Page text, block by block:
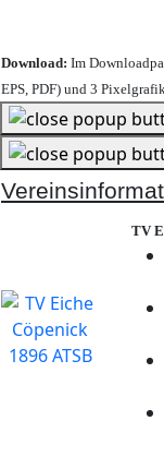
Download: Im
EPS, PDF) und 3
TV